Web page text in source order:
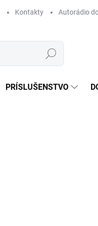
Kontakty Autorádio
Hľadať
PRÍSLUŠENSTVO